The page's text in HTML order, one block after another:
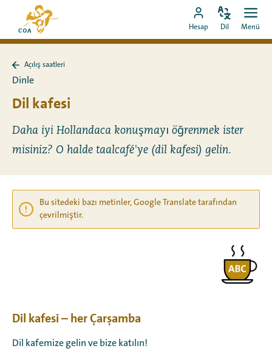
Doğrudan
içeriğe
git
MyCOA
ana
sayfasına
MyCOA
hesabına
Hesap
Dili
Dil
Aç
Menü
Açılış
saatleri
geri
Açılış saatleri
Dinle
Dil kafesi
Daha iyi Hollandaca konuşmayı öğrenmek ister
misiniz? O halde taalcafé'ye (dil kafesi) gelin.
Bu sitedeki bazı metinler, Google Translate tarafından
çevrilmiştir.
Dil kafesi – her Çarşamba
Dil kafemize gelin ve bize katılın!